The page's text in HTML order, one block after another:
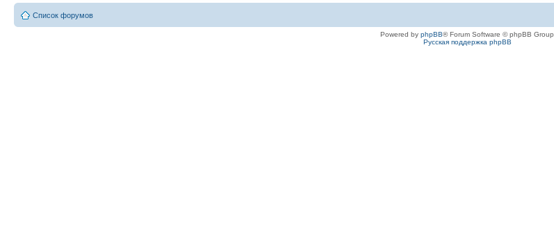
Список форумов
Powered by phpBB® Forum Software © phpBB Group
Русская поддержка phpBB